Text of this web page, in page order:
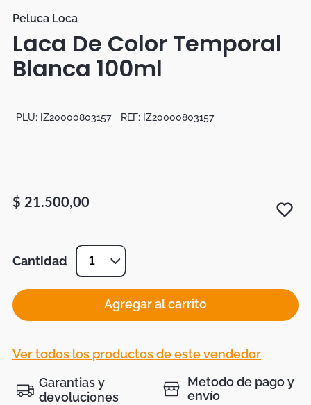
Peluca Loca
Laca De Color Temporal
Blanca 100ml
PLU: IZ20000803157 REF: IZ20000803157
$ 21.500,00
Cantidad 1
Agregar al carrito
Ver todos los productos de este vendedor
Garantias y
devoluciones
Metodo de pago y
envío
Sillas
Duvet
Botas